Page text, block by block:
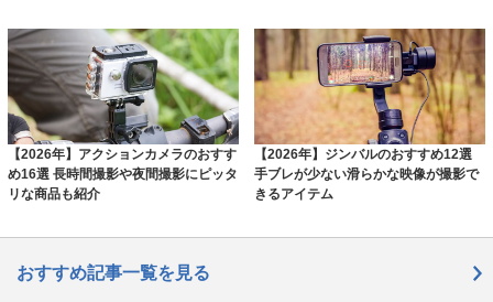
【2026年】アクションカメラのおすす
め16選 長時間撮影や夜間撮影にピッタ
リな商品も紹介
【2026年】ジンバルのおすすめ12選
手ブレが少ない滑らかな映像が撮影で
きるアイテム
おすすめ記事一覧を見る